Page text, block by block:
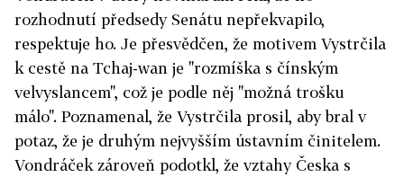
rozhodnutí předsedy Senátu nepřekvapilo,
respektuje ho. Je přesvědčen, že motivem Vystrčila
k cestě na Tchaj-wan je "rozmíška s čínským
velvyslancem", což je podle něj "možná trošku
málo". Poznamenal, že Vystrčila prosil, aby bral v
potaz, že je druhým nejvyšším ústavním činitelem.
Vondráček zároveň podotkl, že vztahy Česka s